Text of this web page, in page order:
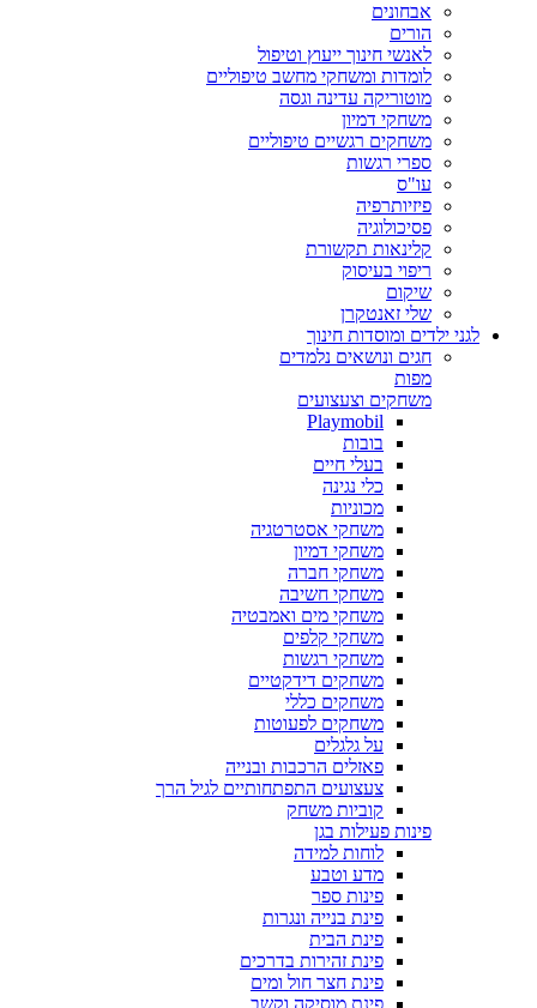
אבחונים
הורים
לאנשי חינוך ייעוץ וטיפול
לומדות ומשחקי מחשב טיפוליים
מוטוריקה עדינה וגסה
משחקי דמיון
משחקים רגשיים טיפוליים
ספרי רגשות
עו"ס
פיזיותרפיה
פסיכולוגיה
קלינאות תקשורת
ריפוי בעיסוק
שיקום
שלי זאנטקרן
לגני ילדים ומוסדות חינוך
חגים ונושאים נלמדים
מפות
משחקים וצעצועים
Playmobil
בובות
בעלי חיים
כלי נגינה
מכוניות
משחקי אסטרטגיה
משחקי דמיון
משחקי חברה
משחקי חשיבה
משחקי מים ואמבטיה
משחקי קלפים
משחקי רגשות
משחקים דידקטיים
משחקים כללי
משחקים לפעוטות
על גלגלים
פאזלים הרכבות ובנייה
צעצועים התפתחותיים לגיל הרך
קוביות משחק
פינות פעילות בגן
לוחות למידה
מדע וטבע
פינות ספר
פינת בנייה ונגרות
פינת הבית
פינת זהירות בדרכים
פינת חצר חול ומים
פינת מוסיקה וקשב